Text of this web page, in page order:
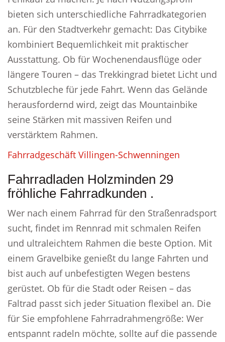
bieten sich unterschiedliche Fahrradkategorien
an. Für den Stadtverkehr gemacht: Das Citybike
kombiniert Bequemlichkeit mit praktischer
Ausstattung. Ob für Wochenendausflüge oder
längere Touren – das Trekkingrad bietet Licht und
Schutzbleche für jede Fahrt. Wenn das Gelände
herausfordernd wird, zeigt das Mountainbike
seine Stärken mit massiven Reifen und
verstärktem Rahmen.
Fahrradgeschäft Villingen-Schwenningen
Fahrradladen Holzminden 29
fröhliche Fahrradkunden .
Wer nach einem Fahrrad für den Straßenradsport
sucht, findet im Rennrad mit schmalen Reifen
und ultraleichtem Rahmen die beste Option. Mit
einem Gravelbike genießt du lange Fahrten und
bist auch auf unbefestigten Wegen bestens
gerüstet. Ob für die Stadt oder Reisen – das
Faltrad passt sich jeder Situation flexibel an. Die
für Sie empfohlene Fahrradrahmengröße: Wer
entspannt radeln möchte, sollte auf die passende